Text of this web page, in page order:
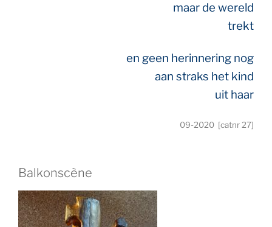
maar de wereld
trekt
en geen herinnering nog
aan straks het kind
uit haar
09-2020 [catnr 27]
Balkonscène